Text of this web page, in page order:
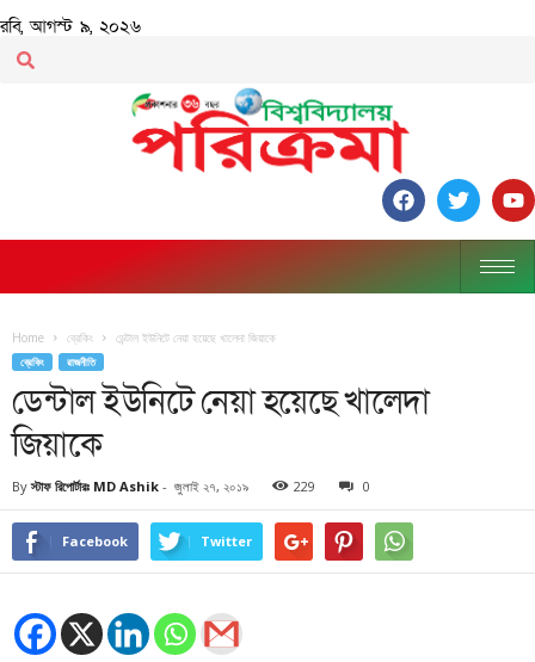
রবি, আগস্ট ৯, ২০২৬
Home ব্রেকিং ডেন্টাল ইউনিটে নেয়া হয়েছে খালেদা জিয়াকে
ব্রেকিং রাজনীতি
ডেন্টাল ইউনিটে নেয়া হয়েছে খালেদা
জিয়াকে
By স্টাফ রিপোর্টারঃ MD Ashik - জুলাই ২৭, ২০১৯ 229 0
Facebook Twitter